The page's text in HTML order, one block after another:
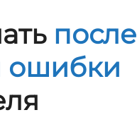
после
ошибки